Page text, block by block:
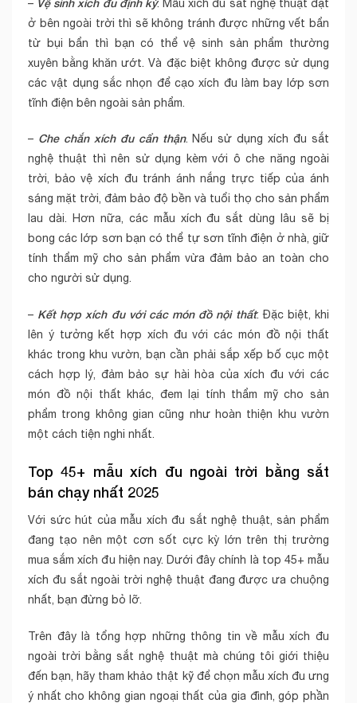
–
: Mẫu xích đu sắt nghệ thuật đặt
ở bên ngoài trời thì sẽ không tránh được những vết bẩn
từ bụi bẩn thì bạn có thể vệ sinh sản phẩm thường
xuyên bằng khăn ướt. Và đặc biệt không được sử dụng
các vật dụng sắc nhọn để cạo xích đu làm bay lớp sơn
tĩnh điện bên ngoài sản phẩm.
– Che chắn xích đu cẩn thận. Nếu sử dụng xích đu sắt
nghệ thuật thì nên sử dụng kèm với ô che năng ngoài
trời, bảo vệ xích đu tránh ánh nắng trực tiếp của ánh
sáng mặt trời, đảm bảo độ bền và tuổi thọ cho sản phẩm
lau dài. Hơn nữa, các mẫu xích đu sắt dùng lâu sẽ bị
bong các lớp sơn bạn có thể tự sơn tĩnh điện ở nhà, giữ
tính thẩm mỹ cho sản phẩm vừa đảm bảo an toàn cho
cho người sử dụng.
– Kết hợp xích đu với các món đồ nội thất: Đặc biệt, khi
lên ý tưởng kết hợp xích đu với các món đồ nội thất
khác trong khu vườn, bạn cần phải sắp xếp bố cục một
cách hợp lý, đảm bảo sự hài hòa của xích đu với các
món đồ nội thất khác, đem lại tính thẩm mỹ cho sản
phẩm trong không gian cũng như hoàn thiện khu vườn
một cách tiện nghi nhất.
Top 45+ mẫu xích đu ngoài trời bằng sắt
bán chạy nhất 2025
Với sức hút của mẫu xích đu sắt nghệ thuật, sản phẩm
đang tạo nên một cơn sốt cực kỳ lớn trên thị trường
mua sắm xích đu hiện nay. Dưới đây chính là top 45+ mẫu
xích đu sắt ngoài trời nghệ thuật đang được ưa chuộng
nhất, bạn đừng bỏ lỡ.
Trên đây là tổng hợp những thông tin về mẫu xích đu
ngoài trời bằng sắt nghệ thuật mà chúng tôi giới thiệu
đến bạn, hãy tham khảo thật kỹ để chọn mẫu xích đu ưng
ý nhất cho không gian ngoại thất của gia đình, góp phần